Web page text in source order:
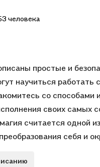
человека
простые и
научиться работать
со способами
своих самых
считается одной
себя и
и энергии. Эта книга -